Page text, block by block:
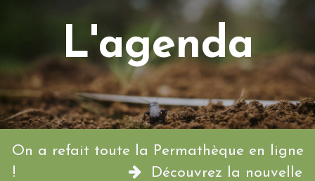
L'agenda
On a refait toute la Permathèque en ligne
!
Découvrez la nouvelle